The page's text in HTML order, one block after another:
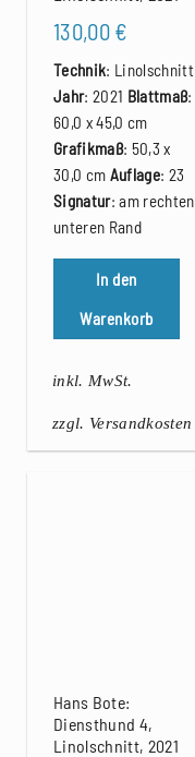
130,00 €
Technik: Linolschnitt
Jahr: 2021 Blattmaß:
60,0 x 45,0 cm
Grafikmaß: 50,3 x
30,0 cm Auflage: 23
Signatur: am rechten
unteren Rand
In den
Warenkorb
inkl. MwSt.
zzgl. Versandkosten
Hans Bote:
Diensthund 4,
Linolschnitt, 2021